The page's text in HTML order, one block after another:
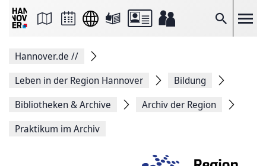
Suche
Seite
Facebook
teilen
Seitenlink
Seite
Hannover.de //
Leben in der Region Hannover
Bildung
Bibliotheken & Archive
Archiv der Region
Praktikum im Archiv